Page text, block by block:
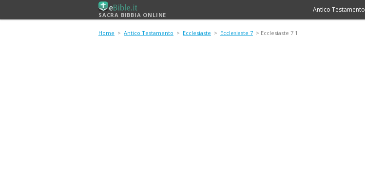
SACRA BIBBIA ONLINE
Antico Testamento
Home > Antico Testamento > Ecclesiaste > Ecclesiaste 7 > Ecclesiaste 7 1